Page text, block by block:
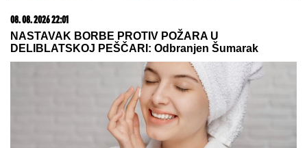
Zašto je važno ići na liturgiju: Nedeljom se porodica
okuplja pred Bogom